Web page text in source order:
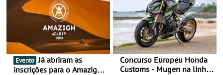
Evento Já abriram as
inscrições para o Amazigh
Concurso Europeu Honda
Customs - Mugen na linha